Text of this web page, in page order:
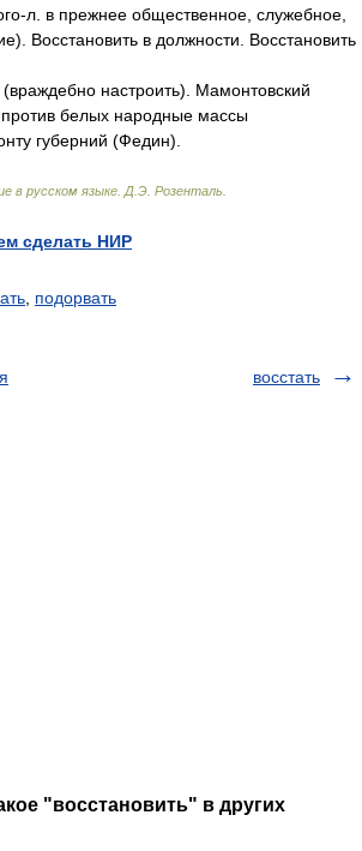
л. в прежнее общественное, служебное,
Восстановить в должности. Восстановить
(враждебно настроить). Мамонтовский
против белых народные массы
губерний (Федин).
в русском языке Д.Э. Розенталь
сделать НИР
подорвать
восстать
"восстановить" в других